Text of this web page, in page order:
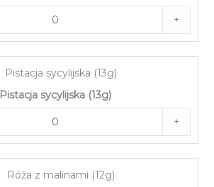
+
Pistacja sycylijska (13g)
+